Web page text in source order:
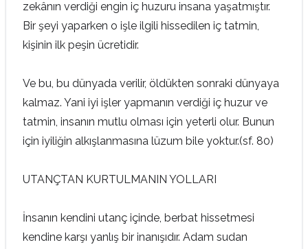
zekânın verdiği engin iç huzuru insana yaşatmıştır.
Bir şeyi yaparken o işle ilgili hissedilen iç tatmin,
kişinin ilk peşin ücretidir.
Ve bu, bu dünyada verilir, öldükten sonraki dünyaya
kalmaz. Yani iyi işler yapmanın verdiği iç huzur ve
tatmin, insanın mutlu olması için yeterli olur. Bunun
için iyiliğin alkışlanmasına lüzum bile yoktur.(sf. 80)
UTANÇTAN KURTULMANIN YOLLARI
İnsanın kendini utanç içinde, berbat hissetmesi
kendine karşı yanlış bir inanışıdır. Adam sudan